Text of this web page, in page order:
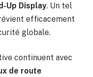
Up Display. Un tel
efficacement
globale.
continuent avec
de route